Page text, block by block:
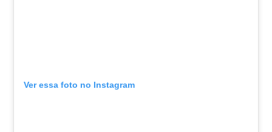
Ver essa foto no Instagram